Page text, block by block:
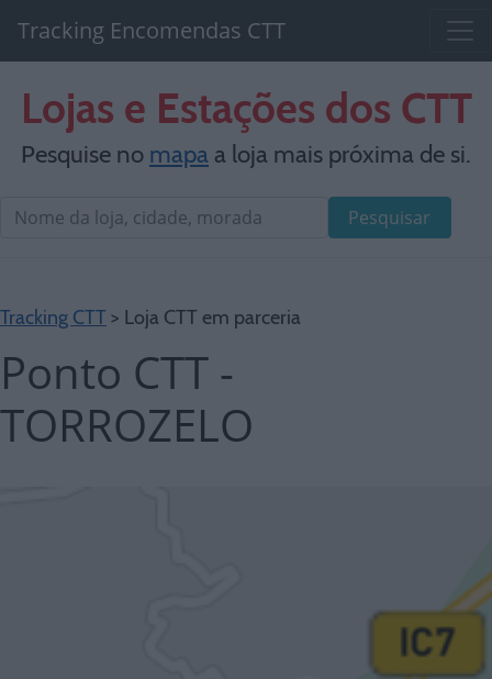
Tracking Encomendas CTT
Lojas e Estações dos CTT
Pesquise no mapaa loja mais próxima de si.
Pesquisar
Tracking CTT > Loja CTT em parceria
Ponto CTT -
TORROZELO